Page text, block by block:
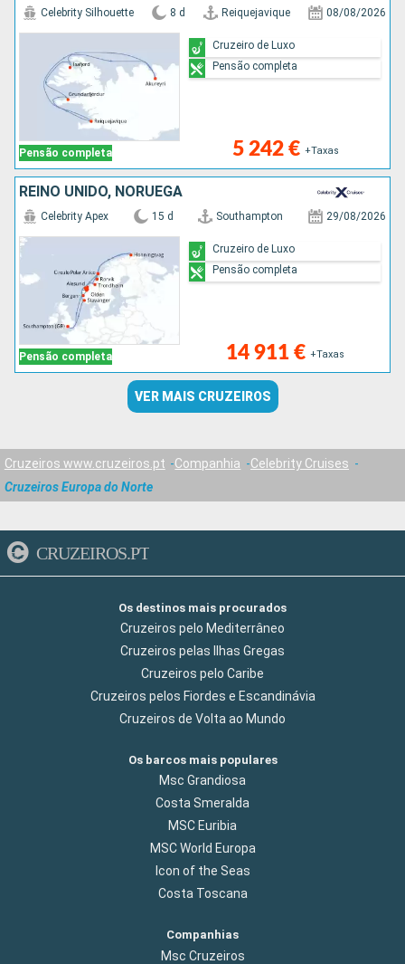
Pensão completa
Celebrity Silhouette 8 d Reiquejavique 08/08/2026
5 242 € +Taxas
Cruzeiro de Luxo
Pensão completa
REINO UNIDO, NORUEGA
Pensão completa
Celebrity Apex 15 d Southampton 29/08/2026
14 911 € +Taxas
Cruzeiro de Luxo
Pensão completa
VER MAIS CRUZEIROS
Cruzeiros www.cruzeiros.pt Companhia
Celebrity Cruises
Cruzeiros Europa do Norte
CRUZEIROS.PT
Os destinos mais procurados
Cruzeiros pelo Mediterrâneo
Cruzeiros pelas Ilhas Gregas
Cruzeiros pelo Caribe
Cruzeiros pelos Fiordes e Escandinávia
Cruzeiros de Volta ao Mundo
Os barcos mais populares
Msc Grandiosa
Costa Smeralda
MSC Euribia
MSC World Europa
Icon of the Seas
Costa Toscana
Companhias
Msc Cruzeiros